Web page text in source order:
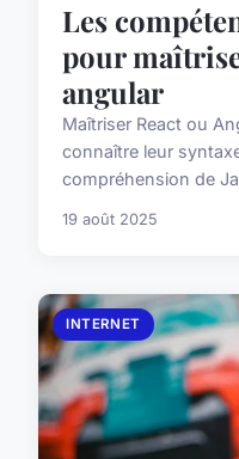
Les
pour
angular
Maîtriser React ou
connaître leur
compréhension de
19 août 2025
INTERNET